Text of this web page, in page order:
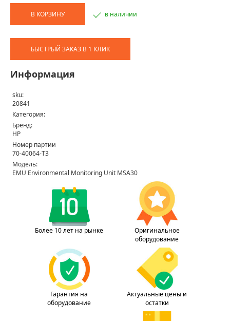
В КОРЗИНУ в наличии
БЫСТРЫЙ ЗАКАЗ В 1 КЛИК
Информация
sku:
20841
Категория:
Бренд:
HP
Номер партии
70-40064-T3
Модель:
EMU Environmental Monitoring Unit MSA30
Более 10 лет на рынке
Оригинальное
оборудование
Гарантия на
оборудование
Актуальные цены и
остатки